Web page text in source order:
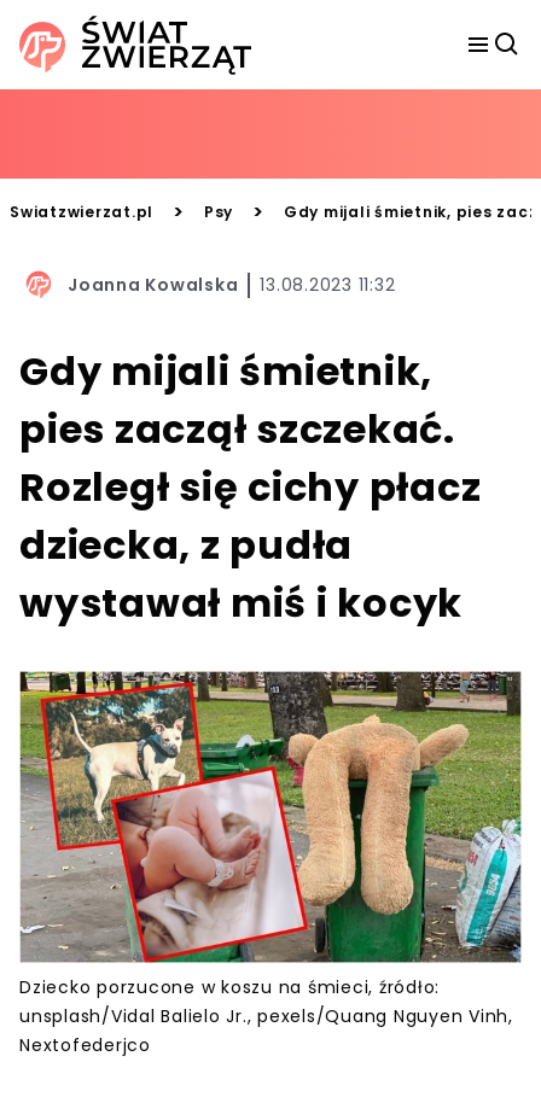
Swiatzwierzat.pl > Psy > Gdy mijali śmietnik, pies
Joanna Kowalska 13.08.2023 11:32
Gdy mijali śmietnik,
pies zaczął szczekać.
Rozległ się cichy płacz
dziecka, z pudła
wystawał miś i kocyk
Dziecko porzucone w koszu na śmieci, źródło:
unsplash/Vidal Balielo Jr., pexels/Quang Nguyen Vinh,
Nextofederjco